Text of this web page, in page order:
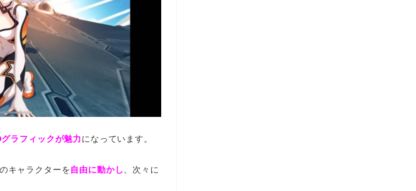
ラフィックが魅力になっています。
キャラクターを自由に動かし 、次々に